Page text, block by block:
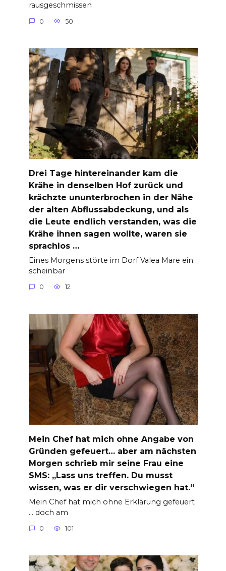
rausgeschmissen
0 50
Drei Tage hintereinander kam die
Krähe in denselben Hof zurück und
krächzte ununterbrochen in der Nähe
der alten Abflussabdeckung, und als
die Leute endlich verstanden, was die
Krähe ihnen sagen wollte, waren sie
sprachlos …
Eines Morgens störte im Dorf Valea Mare ein
scheinbar
0 12
Mein Chef hat mich ohne Angabe von
Gründen gefeuert… aber am nächsten
Morgen schrieb mir seine Frau eine
SMS: „Lass uns treffen. Du musst
wissen, was er dir verschwiegen hat.“
Mein Chef hat mich ohne Erklärung gefeuert
… doch am
0 101